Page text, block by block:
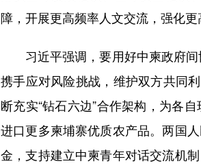
障，开展更高频率人文交流，强化
习近平强调，要用好中柬政府间协
携手应对风险挑战，维护双方共同
断充实“钻石六边”合作架构，为各
进口更多柬埔寨优质农产品。两国
金，支持建立中柬青年对话交流机